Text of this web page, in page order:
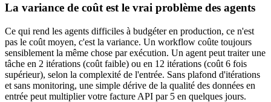
La variance de coût est le vrai problème des agents
Ce qui rend les agents difficiles à budgéter en production, ce n'est
pas le coût moyen, c'est la variance. Un workflow coûte toujours
sensiblement la même chose par exécution. Un agent peut traiter une
tâche en 2 itérations (coût faible) ou en 12 itérations (coût 6 fois
supérieur), selon la complexité de l'entrée. Sans plafond d'itérations
et sans monitoring, une simple dérive de la qualité des données en
entrée peut multiplier votre facture API par 5 en quelques jours.